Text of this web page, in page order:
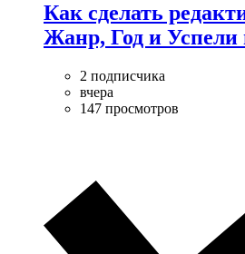
Как сделать
Жанр, Год и Успели
2 подписчика
вчера
147 просмотров